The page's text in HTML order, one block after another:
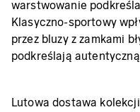
warstwowanie
Klasyczno-sportowy
przez bluzy z zamkami
podkreślają
Lutowa dostawa